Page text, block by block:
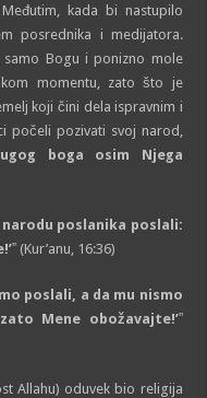
kada bi nastupilo
posrednika i medijatora.
samo Bogu i ponizno mole
momentu, zato što je
koji čini dela ispravnim i
počeli pozivati svoj narod,
boga osim Njega
narodu poslanika poslali:
ˮ (Kur’anu, 16:36)
poslali, a da mu nismo
Mene obožavajte!’ˮ
Allahu) oduvek bio religija